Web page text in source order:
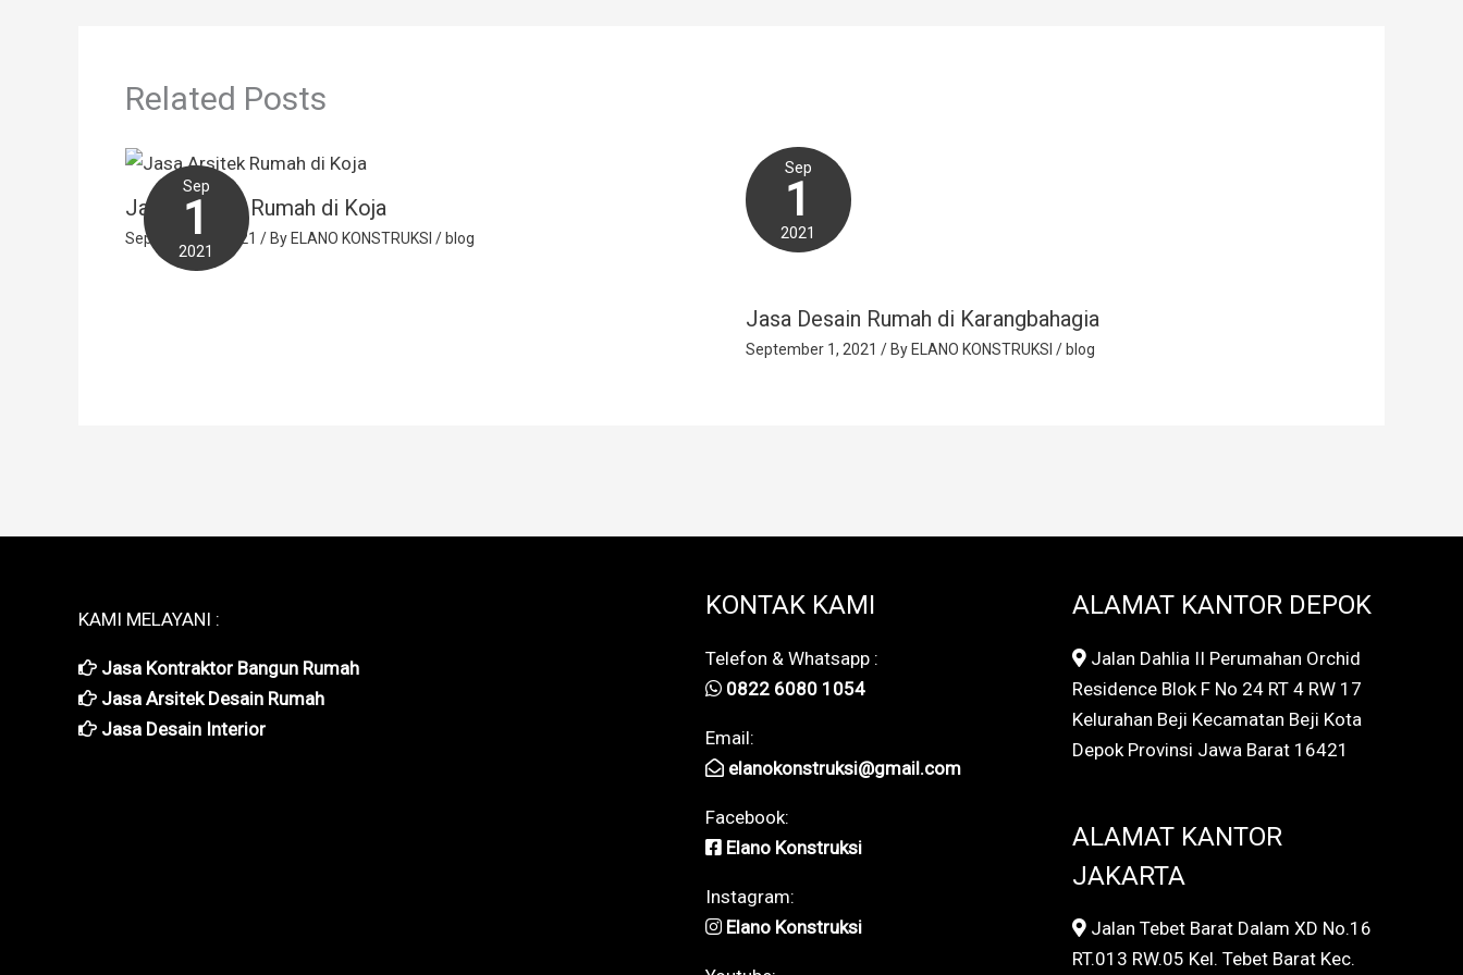
Related Posts
Sep
1
2021
Jasa Arsitek Rumah di Koja
September 1, 2021 / By ELANO KONSTRUKSI / blog
Sep
1
2021
Jasa Desain Rumah di Karangbahagia
September 1, 2021 / By ELANO KONSTRUKSI / blog
KAMI MELAYANI :
Jasa Kontraktor Bangun Rumah
Jasa Arsitek Desain Rumah
Jasa Desain Interior
KONTAK KAMI
Telefon & Whatsapp :
0822 6080 1054
Email:
elanokonstruksi@gmail.com
Facebook:
Elano Konstruksi
Instagram:
Elano Konstruksi
ALAMAT KANTOR DEPOK
Jalan Dahlia II Perumahan Orchid
Residence Blok F No 24 RT 4 RW 17
Kelurahan Beji Kecamatan Beji Kota
Depok Provinsi Jawa Barat 16421
ALAMAT KANTOR
JAKARTA
Jalan Tebet Barat Dalam XD No.16
RT.013 RW.05 Kel. Tebet Barat Kec.